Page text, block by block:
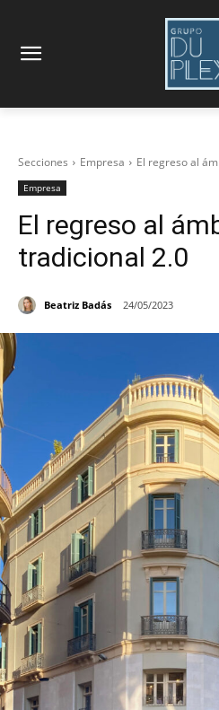
Secciones Empresa El regreso al
Empresa
El regreso al
tradicional 2.0
Beatriz Badás 24/05/2023